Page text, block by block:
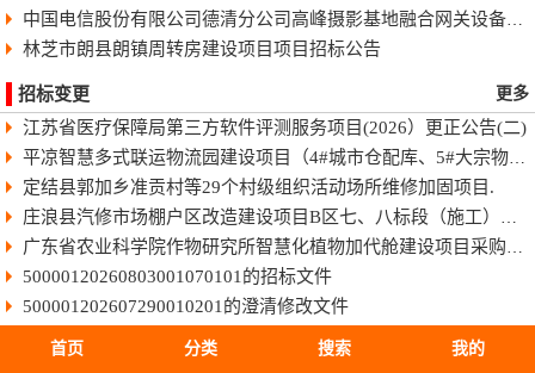
中国电信股份有限公司德清分公司高峰摄影基地融合网关设备采购项目-终止公告
林芝市朗县朗镇周转房建设项目项目招标公告
招标变更 更多
江苏省医疗保障局第三方软件评测服务项目(2026）更正公告(二)
平凉智慧多式联运物流园建设项目（4#城市仓配库、5#大宗物资库、场地强夯及地基处理）监理招标文件
定结县郭加乡准贡村等29个村级组织活动场所维修加固项目.
庄浪县汽修市场棚户区改造建设项目B区七、八标段（施工）招标文件
广东省农业科学院作物研究所智慧化植物加代舱建设项目采购更正公告（第一次）
50000120260803001070101的招标文件
500001202607290010201的澄清修改文件
50011420260806025010101的招标文件
首页 分类 搜索 我的